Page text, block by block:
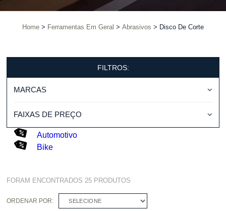
Home Ferramentas Em Geral Abrasivos Disco De Corte
FILTROS:
MARCAS
FAIXAS DE PREÇO
Automotivo
Bike
FORAM ENCONTRADOS25 PRODUTOS
ORDENAR POR: SELECIONE